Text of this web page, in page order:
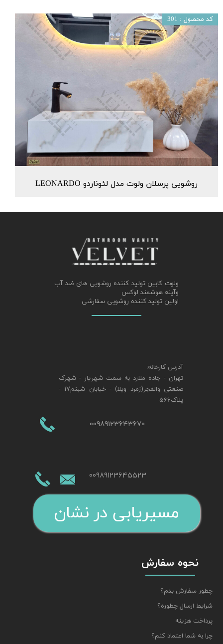
روشویی پرسلان ولوت مدل لئوناردو LEONARDO
کد محصول : 301
ولوت کابین تولید کننده روشویی های ضد آب
وآینه هوشمند لوکس
اولین تولید کننده روشویی سفارشی
آدرس کارخانه:
تهران - جاده ملارد به سمت شهریار - شهرک
صنعتی والفجر(زمرد ویلا) - خیابان شبنم17 -
پلاک566
00989123645523
00989123643670
مسیریابی در نشان
نحوه سفارش
چطور سفارش بدم؟
شرایط ارسال چطوره؟
پرداخت هزینه
چرا به شما اعتماد کنم؟